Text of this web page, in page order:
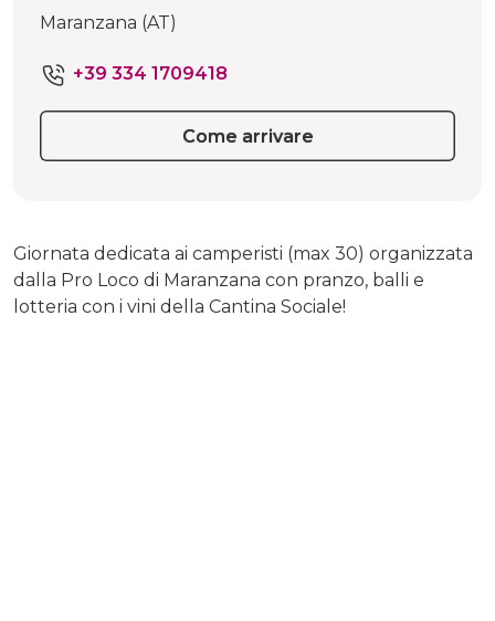
Giornata dedicata ai camperisti (max 30) organizzata
dalla Pro Loco di Maranzana con pranzo, balli e
lotteria con i vini della Cantina Sociale!
Maranzana (AT)
+39 334 1709418
Come arrivare